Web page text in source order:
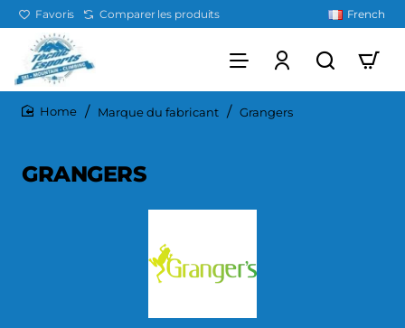
Favoris Comparer les produits French
Marque du fabricant Grangers
GRANGERS